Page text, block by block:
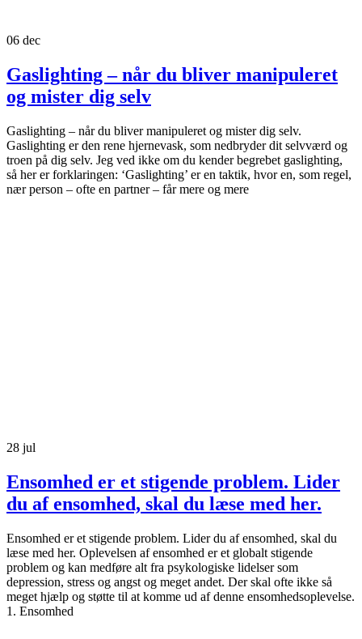
06 dec
Gaslighting – når du bliver manipuleret
og mister dig selv
Gaslighting – når du bliver manipuleret og mister dig selv.
Gaslighting er den rene hjernevask, som nedbryder dit selvværd og
troen på dig selv. Jeg ved ikke om du kender begrebet gaslighting,
så her er forklaringen: ‘Gaslighting’ er en taktik, hvor en, som regel,
nær person – ofte en partner – får mere og mere
28 jul
Ensomhed er et stigende problem. Lider
du af ensomhed, skal du læse med her.
Ensomhed er et stigende problem. Lider du af ensomhed, skal du
læse med her. Oplevelsen af ensomhed er et globalt stigende
problem og kan medføre alt fra psykologiske lidelser som
depression, stress og angst og meget andet. Der skal ofte ikke så
meget hjælp og støtte til at komme ud af denne ensomhedsoplevelse.
1. Ensomhed